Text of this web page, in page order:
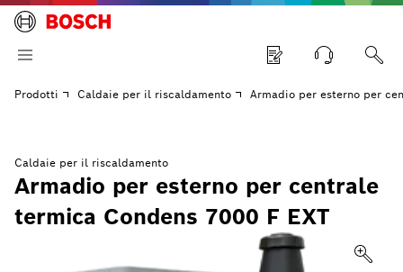
Prodotti Caldaie per il riscaldamento Armadio per esterno per
Caldaie per il riscaldamento
Armadio per esterno per centrale
termica Condens 7000 F EXT